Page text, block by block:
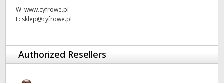
W: www.cyfrowe.pl
E: sklep@cyfrowe.pl
Authorized Resellers